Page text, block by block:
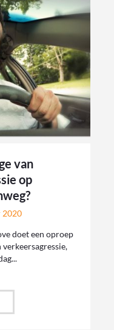
van
op
2020
doet een oproep